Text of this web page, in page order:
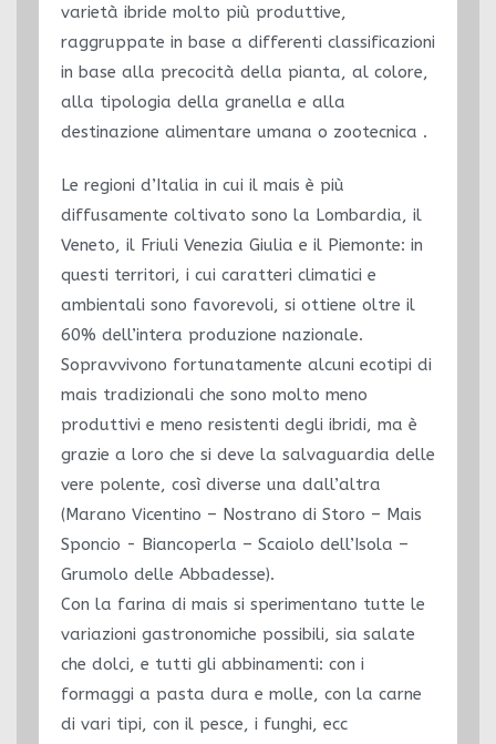
varietà ibride molto più produttive,
raggruppate in base a differenti classificazioni
in base alla precocità della pianta, al colore,
alla tipologia della granella e alla
destinazione alimentare umana o zootecnica .
Le regioni d’Italia in cui il mais è più
diffusamente coltivato sono la Lombardia, il
Veneto, il Friuli Venezia Giulia e il Piemonte: in
questi territori, i cui caratteri climatici e
ambientali sono favorevoli, si ottiene oltre il
60% dell’intera produzione nazionale.
Sopravvivono fortunatamente alcuni ecotipi di
mais tradizionali che sono molto meno
produttivi e meno resistenti degli ibridi, ma è
grazie a loro che si deve la salvaguardia delle
vere polente, così diverse una dall’altra
(Marano Vicentino – Nostrano di Storo – Mais
Sponcio - Biancoperla – Scaiolo dell’Isola –
Grumolo delle Abbadesse).
Con la farina di mais si sperimentano tutte le
variazioni gastronomiche possibili, sia salate
che dolci, e tutti gli abbinamenti: con i
formaggi a pasta dura e molle, con la carne
di vari tipi, con il pesce, i funghi, ecc